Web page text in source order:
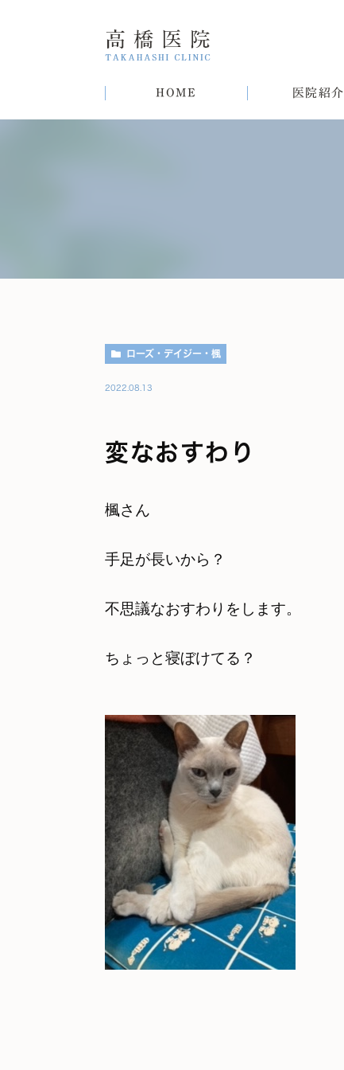
HOME 医院紹介
ローズ・デイジー・楓
2022.08.13
変なおすわり
楓さん
手足が長いから？
不思議なおすわりをします。
ちょっと寝ぼけてる？